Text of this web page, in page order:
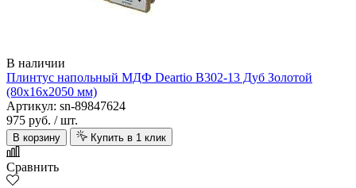
В наличии
Плинтус напольный МДФ Deartio B302-13 Дуб Золотой
(80х16х2050 мм)
Артикул: sn-89847624
975 руб. / шт.
В корзину Купить в 1 клик
Сравнить